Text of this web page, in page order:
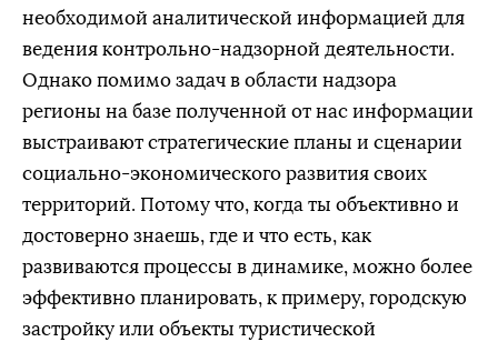
необходимой аналитической информацией для
ведения контрольно-надзорной деятельности.
Однако помимо задач в области надзора
регионы на базе полученной от нас информации
выстраивают стратегические планы и сценарии
социально-экономического развития своих
территорий. Потому что, когда ты объективно и
достоверно знаешь, где и что есть, как
развиваются процессы в динамике, можно более
эффективно планировать, к примеру, городскую
застройку или объекты туристической